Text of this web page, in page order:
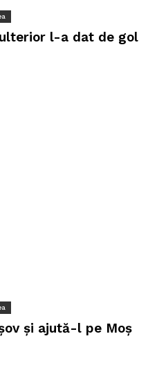
l-a dat de gol
și ajută-l pe Moș